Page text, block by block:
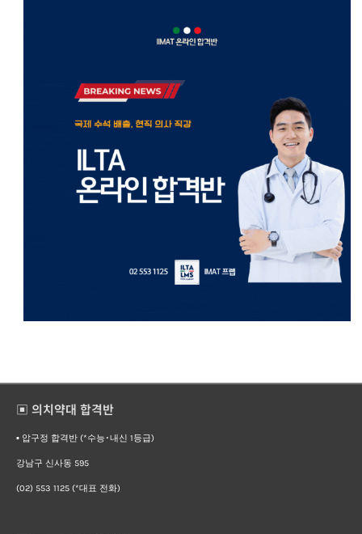
▣ 의치약대 합격반
▪︎ 압구정 합격반 (*수능･내신 1등급)
강남구 신사동 595
(02) 553 1125 (*대표 전화)